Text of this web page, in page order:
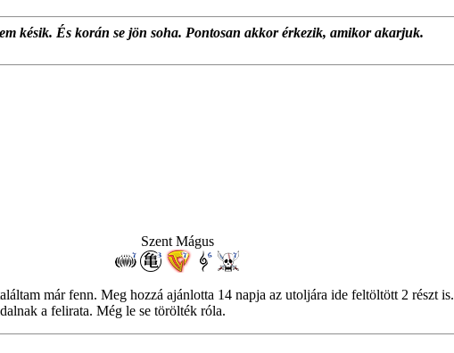
késik. És korán se jön soha. Pontosan akkor érkezik, amikor akarjuk.
Szent Mágus
már fenn. Meg hozzá ajánlotta 14 napja az utoljára ide feltöltött 2 részt is.
a felirata. Még le se törölték róla.